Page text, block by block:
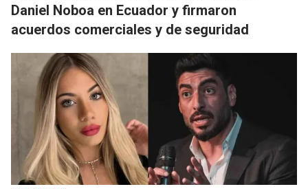
Daniel Noboa en Ecuador y firmaron
acuerdos comerciales y de seguridad